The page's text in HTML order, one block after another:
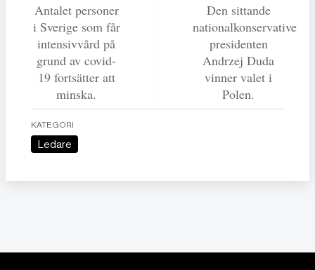
Antalet personer
i Sverige som får
intensivvård på
grund av covid-
19 fortsätter att
minska.
Den sittande
nationalkonservative
presidenten
Andrzej Duda
vinner valet i
Polen.
KATEGORI
Ledare